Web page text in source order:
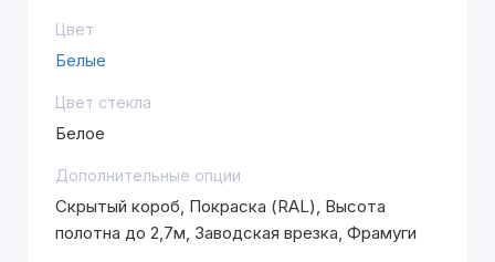
Цвет
Белые
Цвет стекла
Белое
Дополнительные опции
Скрытый короб, Покраска (RAL), Высота
полотна до 2,7м, Заводская врезка, Фрамуги